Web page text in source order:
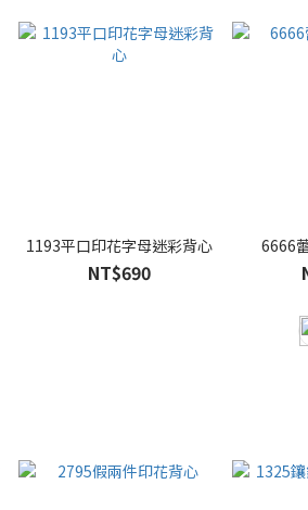
1193平口印花字母迷彩背心
NT$690
6666